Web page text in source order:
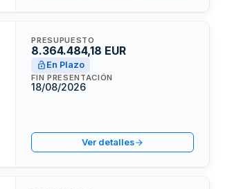
PRESUPUESTO
8.364.484,18 EUR
En Plazo
FIN PRESENTACIÓN
18/08/2026
Ver detalles